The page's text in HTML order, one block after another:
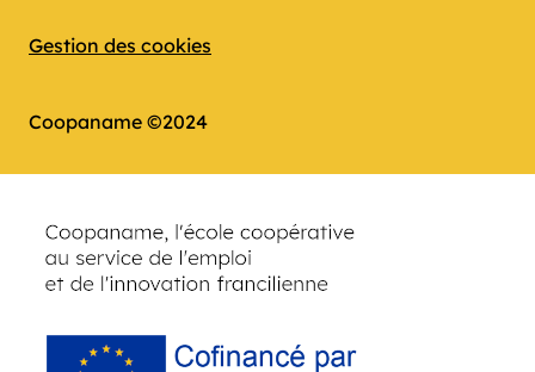
Gestion des cookies
Coopaname ©2024